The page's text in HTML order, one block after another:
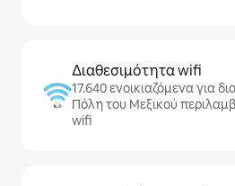
Διαθεσιμότητα wifi
17.640 ενοικιαζόμενα για
Πόλη του Μεξικού
wifi